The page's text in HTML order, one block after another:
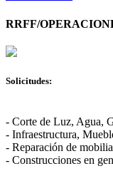
RRFF/
Solicitudes:
- Corte de Luz, Agua,
- Infraestructura,
- Reparación de
- Construcciones en